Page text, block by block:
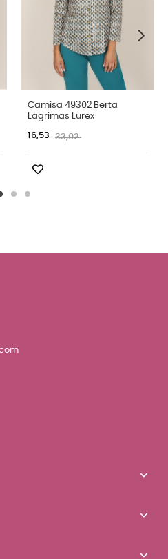
Camisa 49302 Berta
Lagrimas Lurex
33,02
16,53